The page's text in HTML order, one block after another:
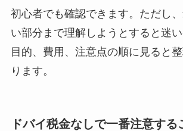
初心者でも確認できます。ただし
い部分まで理解しようとすると迷い
目的、費用、注意点の順に見ると
ります。
ドバイ税金なしで一番注意する